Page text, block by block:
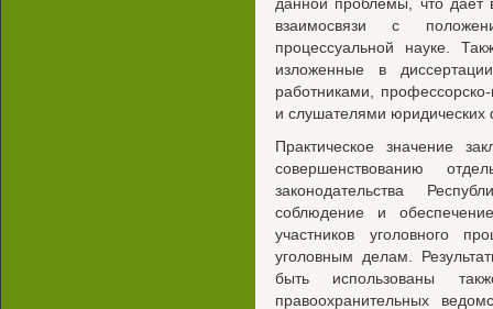
взаимосвязи с
процессуальной науке.
изложенные в
работниками,
и слушателями юридических
Практическое значение
совершенствованию
законодательства
соблюдение и
участников уголовного
уголовным делам.
быть использованы
правоохранительных